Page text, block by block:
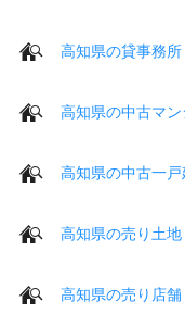
高知県の貸事務所
高知県の中古マン
高知県の中古一戸
高知県の売り土地
高知県の売り店舗